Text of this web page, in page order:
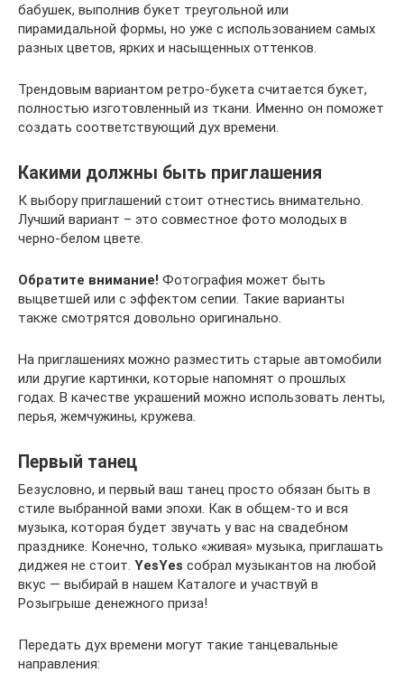
бабушек, выполнив букет треугольной или
пирамидальной формы, но уже с использованием самых
разных цветов, ярких и насыщенных оттенков.
Трендовым вариантом ретро-букета считается букет,
полностью изготовленный из ткани. Именно он поможет
создать соответствующий дух времени.
Какими должны быть приглашения
К выбору приглашений стоит отнестись внимательно.
Лучший вариант – это совместное фото молодых в
черно-белом цвете.
Обратите внимание! Фотография может быть
выцветшей или с эффектом сепии. Такие варианты
также смотрятся довольно оригинально.
На приглашениях можно разместить старые автомобили
или другие картинки, которые напомнят о прошлых
годах. В качестве украшений можно использовать ленты,
перья, жемчужины, кружева.
Первый танец
Безусловно, и первый ваш танец просто обязан быть в
стиле выбранной вами эпохи. Как в общем-то и вся
музыка, которая будет звучать у вас на свадебном
празднике. Конечно, только «живая» музыка, приглашать
диджея не стоит. YesYes собрал музыкантов на любой
вкус — выбирай в нашем Каталоге и участвуй в
Розыгрыше денежного приза!
Передать дух времени могут такие танцевальные
направления: